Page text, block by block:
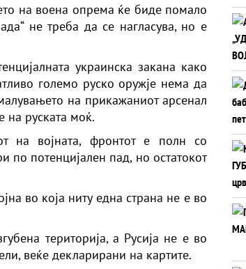
на воена опрема ќе биде помало
не треба да се нагласува, но е
украинска закана како
големо руско оружје нема да
на прикажаниот арсенал
на руската моќ.
на војната, фронтот е полн со
потенцијален пад, но остатокот
во која ниту една страна не е во
територија, а Русија не е во
веќе декларирани на картите.